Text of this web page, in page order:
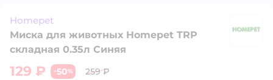
Homepet
Миска для животных Homepet TRP
складная 0.35л Синяя
129 ₽ −50%
259 ₽